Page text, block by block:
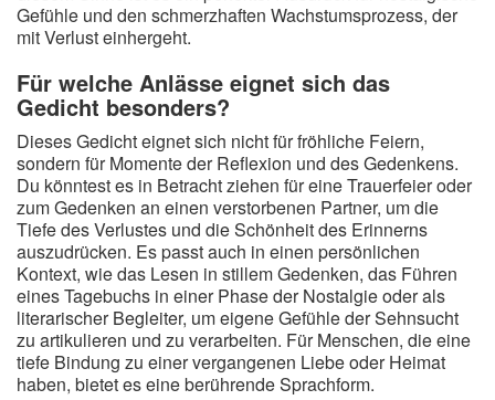
Gefühle und den schmerzhaften Wachstumsprozess, der
mit Verlust einhergeht.
Für welche Anlässe eignet sich das
Gedicht besonders?
Dieses Gedicht eignet sich nicht für fröhliche Feiern,
sondern für Momente der Reflexion und des Gedenkens.
Du könntest es in Betracht ziehen für eine Trauerfeier oder
zum Gedenken an einen verstorbenen Partner, um die
Tiefe des Verlustes und die Schönheit des Erinnerns
auszudrücken. Es passt auch in einen persönlichen
Kontext, wie das Lesen in stillem Gedenken, das Führen
eines Tagebuchs in einer Phase der Nostalgie oder als
literarischer Begleiter, um eigene Gefühle der Sehnsucht
zu artikulieren und zu verarbeiten. Für Menschen, die eine
tiefe Bindung zu einer vergangenen Liebe oder Heimat
haben, bietet es eine berührende Sprachform.